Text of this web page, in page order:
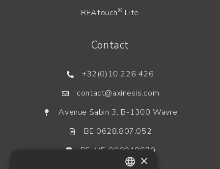
REAtouch® Lite
Contact
+32(0)10 226 426
contact@axinesis.com
Avenue Sabin 3, B-1300 Wavre
BE 0628.807.052
BE-MF-000018870
×